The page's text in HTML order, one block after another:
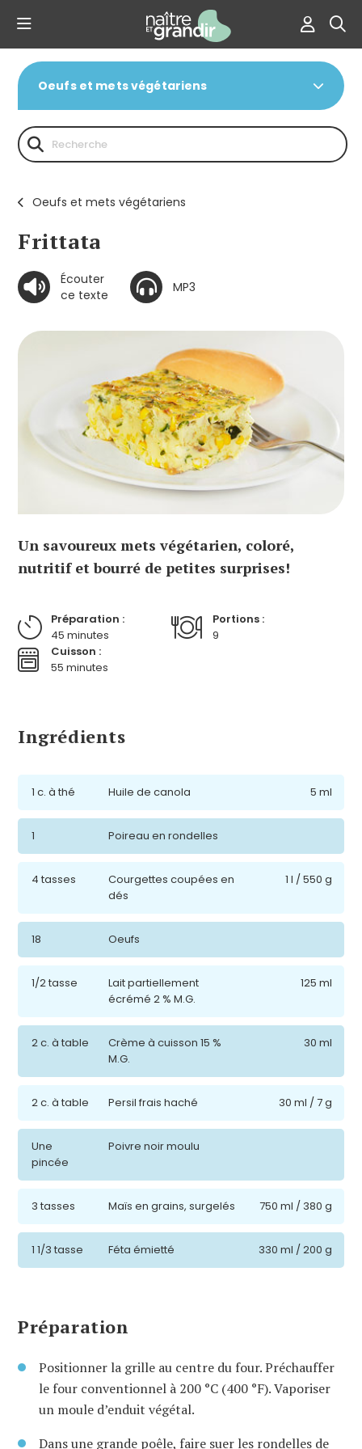
Oeufs et mets végétariens
Frittata
Écouter
ce texte
MP3
Un savoureux mets végétarien, coloré,
nutritif et bourré de petites surprises!
Préparation :
45 minutes
Portions :
9
Cuisson :
55 minutes
Ingrédients
1 c. à thé Huile de canola 5 ml
1 Poireau en rondelles
4 tasses
Courgettes coupées en
dés
1 l / 550 g
18 Oeufs
1/2 tasse
Lait partiellement
écrémé 2 % M.G.
125 ml
2 c. à table
Crème à cuisson 15 %
M.G.
30 ml
2 c. à table Persil frais haché 30 ml / 7 g
Une
pincée
Poivre noir moulu
3 tasses Maïs en grains, surgelés 750 ml / 380 g
1 1/3 tasse Féta émietté 330 ml / 200 g
Préparation
Positionner la grille au centre du four. Préchauffer
le four conventionnel à 200 °C (400 °F). Vaporiser
un moule d’enduit végétal.
Dans une grande poêle, faire suer les rondelles de
Oeufs et mets végétariens